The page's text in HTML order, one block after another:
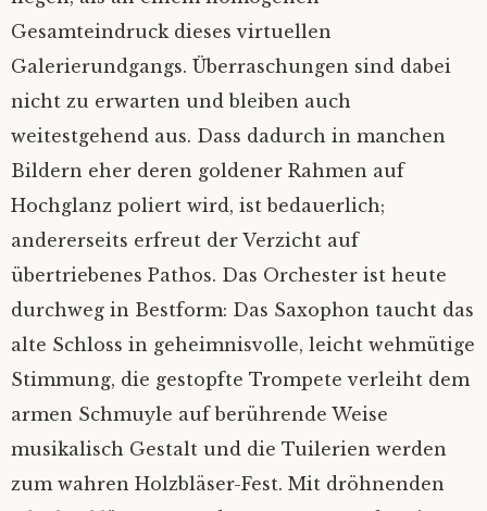
Gesamteindruck dieses virtuellen
Galerierundgangs. Überraschungen sind dabei
nicht zu erwarten und bleiben auch
weitestgehend aus. Dass dadurch in manchen
Bildern eher deren goldener Rahmen auf
Hochglanz poliert wird, ist bedauerlich;
andererseits erfreut der Verzicht auf
übertriebenes Pathos. Das Orchester ist heute
durchweg in Bestform: Das Saxophon taucht das
alte Schloss in geheimnisvolle, leicht wehmütige
Stimmung, die gestopfte Trompete verleiht dem
armen Schmuyle auf berührende Weise
musikalisch Gestalt und die Tuilerien werden
zum wahren Holzbläser-Fest. Mit dröhnenden